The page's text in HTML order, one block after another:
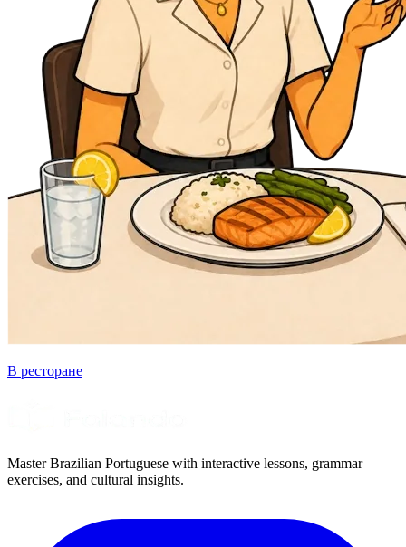
В ресторане
Master Brazilian Portuguese with interactive lessons, grammar
exercises, and cultural insights.